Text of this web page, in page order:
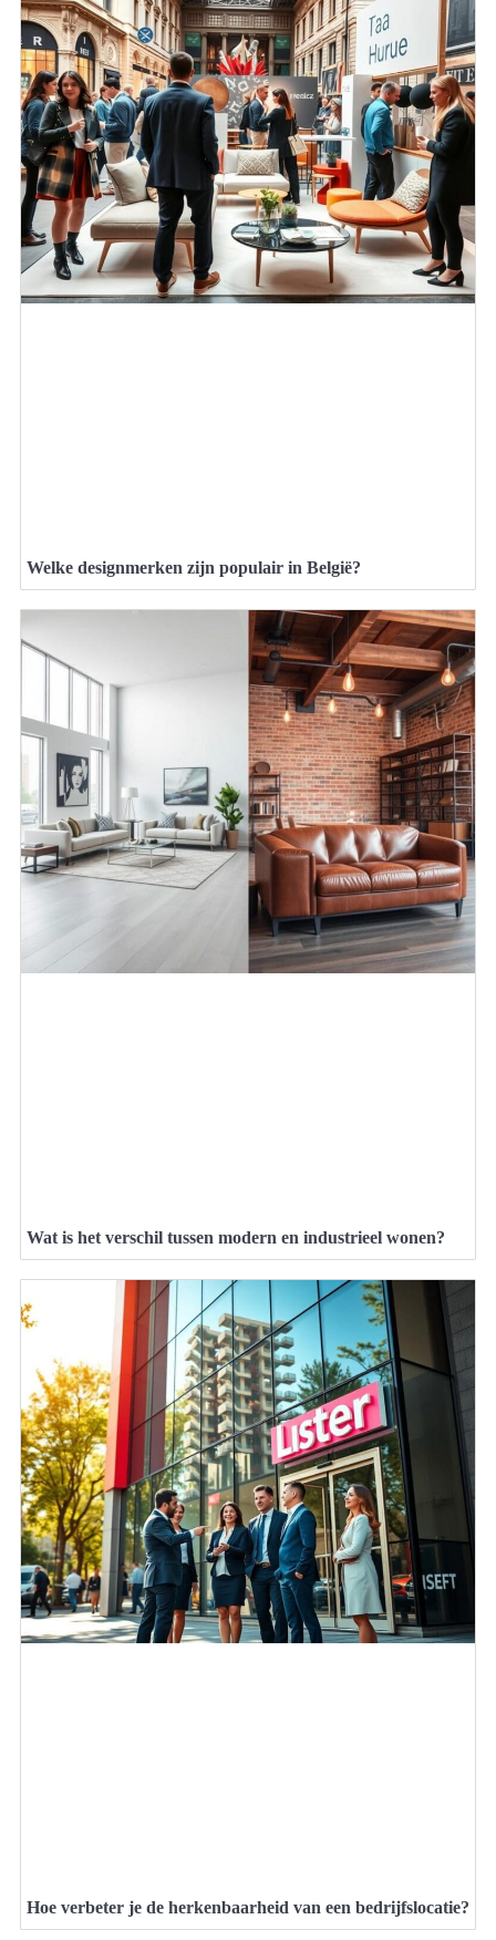
Welke designmerken zijn populair in België?
Wat is het verschil tussen modern en industrieel wonen?
Hoe verbeter je de herkenbaarheid van een bedrijfslocatie?